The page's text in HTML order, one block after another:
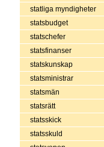
statliga myndigheter
statsbudget
statschefer
statsfinanser
statskunskap
statsministrar
statsmän
statsrätt
statsskick
statsskuld